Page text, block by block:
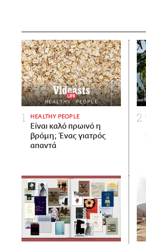
HEALTHY PEOPLE
Είναι καλό πρωινό η
βρόμη; Ένας γιατρός
απαντά